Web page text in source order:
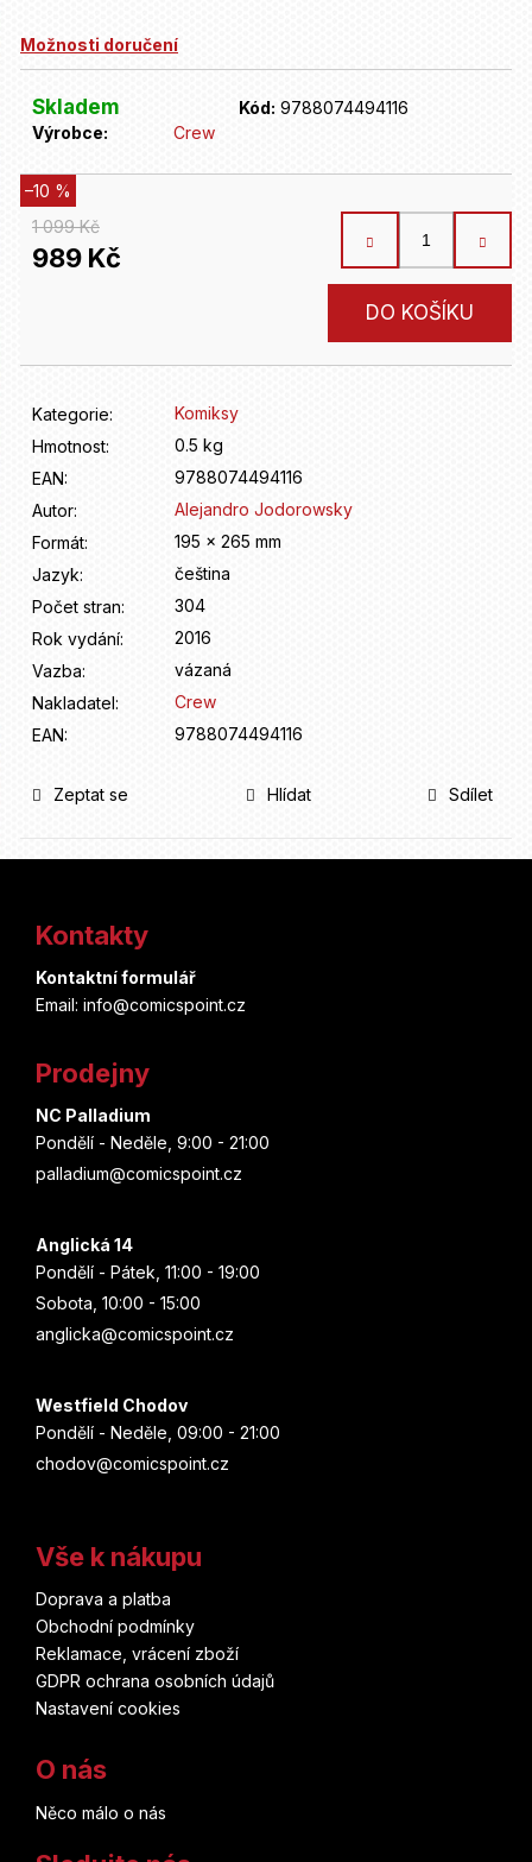
Možnosti doručení
Skladem Kód: 9788074494116
Výrobce:
Crew
1 099 Kč
–10 %
989 Kč
DO KOŠÍKU
Kategorie:
Komiksy
Hmotnost:
0.5 kg
EAN:
9788074494116
Autor:
Alejandro Jodorowsky
Formát:
195 x 265 mm
Jazyk:
čeština
Počet stran:
304
Rok vydání:
2016
Vazba:
vázaná
Nakladatel:
Crew
EAN: 9788074494116
Zeptat se Hlídat Sdílet
í
?
D
r
č
u
e
e
Kontakty
Kontaktní formulář
Email: info@comicspoint.cz
Prodejny
NC Palladium
Pondělí - Neděle, 9:00 - 21:00
palladium@comicspoint.cz
Anglická 14
Pondělí - Pátek, 11:00 - 19:00
Sobota, 10:00 - 15:00
anglicka@comicspoint.cz
Westfield Chodov
Pondělí - Neděle, 09:00 - 21:00
chodov@comicspoint.cz
Vše k nákupu
Doprava a platba
Obchodní podmínky
Reklamace, vrácení zboží
GDPR ochrana osobních údajů
Nastavení cookies
O nás
Něco málo o nás